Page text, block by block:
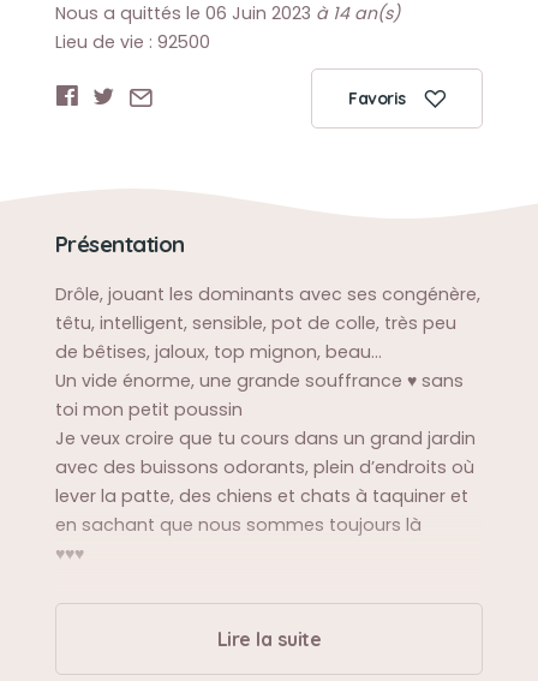
Nous a quittés le 06 Juin 2023 à 14 an(s)
Lieu de vie : 92500
Favoris
Présentation
Drôle, jouant les dominants avec ses congénère,
têtu, intelligent, sensible, pot de colle, très peu
de bêtises, jaloux, top mignon, beau…
Un vide énorme, une grande souffrance ♥️ sans
toi mon petit poussin
Je veux croire que tu cours dans un grand jardin
avec des buissons odorants, plein d’endroits où
lever la patte, des chiens et chats à taquiner et
en sachant que nous sommes toujours là
♥️♥️♥️
Les jardins où il pouvait courir, fureter, sentir …
Lire la suite